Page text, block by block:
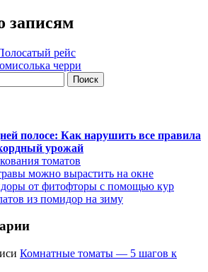
записям
рейс
черри
Поиск
полосе: Как нарушить все правила
урожай
томатов
можно вырастить на окне
от фитофторы с помощью кур
из помидор на зиму
Комнатные томаты — 5 шагов к